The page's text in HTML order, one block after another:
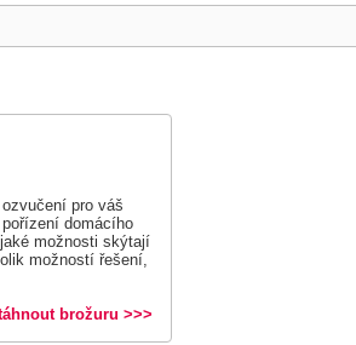
pro váš
domácího
možnosti skýtají
možností řešení,
brožuru >>>